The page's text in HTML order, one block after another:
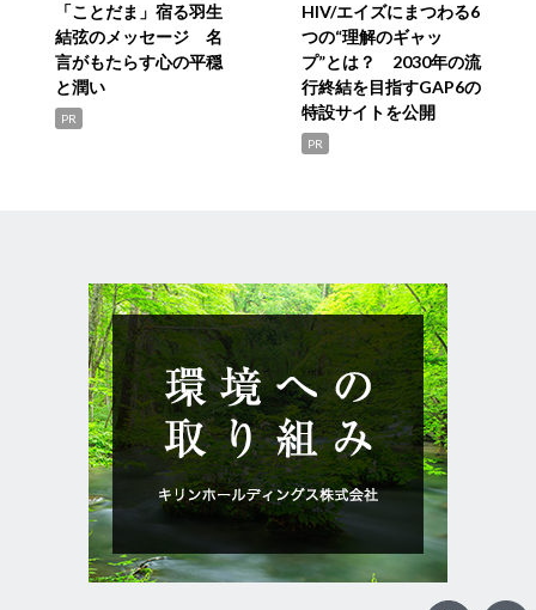
「ことだま」宿る羽生
結弦のメッセージ 名
言がもたらす心の平穏
と潤い
PR
HIV/エイズにまつわる6
つの“理解のギャッ
プ”とは？ 2030年の流
行終結を目指すGAP6の
特設サイトを公開
PR